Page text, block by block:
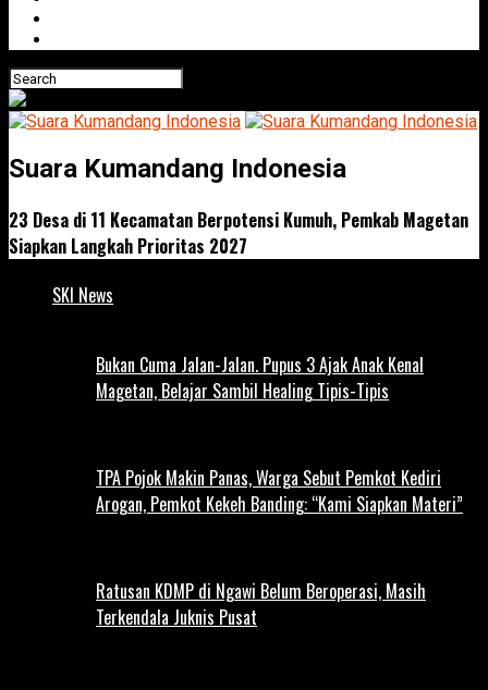
Suara Kumandang Indonesia
23 Desa di 11 Kecamatan Berpotensi Kumuh, Pemkab Magetan
Siapkan Langkah Prioritas 2027
SKI News
Bukan Cuma Jalan-Jalan. Pupus 3 Ajak Anak Kenal
Magetan, Belajar Sambil Healing Tipis-Tipis
TPA Pojok Makin Panas, Warga Sebut Pemkot Kediri
Arogan, Pemkot Kekeh Banding: “Kami Siapkan Materi”
Ratusan KDMP di Ngawi Belum Beroperasi, Masih
Terkendala Juknis Pusat